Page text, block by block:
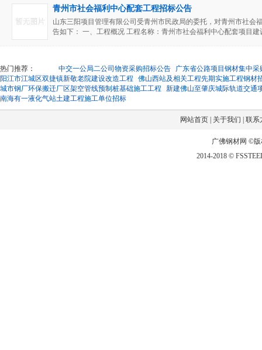
青州市社会福利中心配套工程招标公告
山东三阳项目管理有限公司受青州市民政局的委托，对青州市社会
告如下： 一、工程概况 工程名称：青州市社会福利中心配套项目建
热门推荐： 中交一公局二公司物资采购招标公告
广东省公路项目钢材集中采
阳江市江城区双捷镇新敬老院建设改造工程
佛山西站及相关工程先期实施工程钢材
城市钢厂环保搬迁厂区架空管线预制桩基础施工工程
新建佛山至肇庆城际轨道交通
南海有一液化气站土建工程施工单位招标
网站首页 关于我们 联系
广佛钢材网 ©
2014-2018 ©